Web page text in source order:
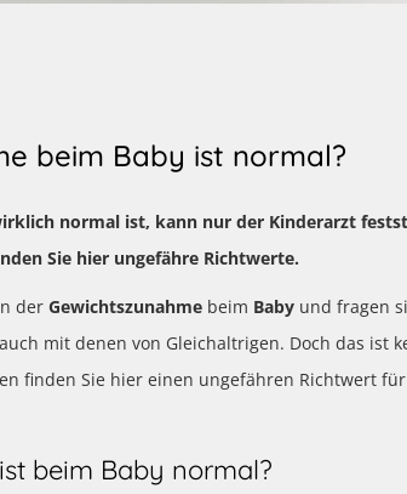
beim Baby ist normal?
normal ist, kann nur der Kinderarzt
Sie hier ungefähre Richtwerte.
der Gewichtszunahme beim Baby und fragen
mit denen von Gleichaltrigen. Doch das ist
finden Sie hier einen ungefähren Richtwert
beim Baby normal?